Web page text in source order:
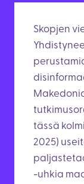
Skopjen
tässä
2025)
-uhkia